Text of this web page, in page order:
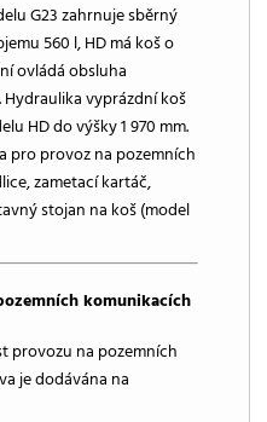
G23 zahrnuje sběrný
560 l, HD má koš o
ovládá obsluha
vyprázdní koš
HD do výšky 1 970 mm.
pro provoz na pozemních
zametací kartáč,
stojan na koš (model
komunikacích
provozu na pozemních
je dodávána na